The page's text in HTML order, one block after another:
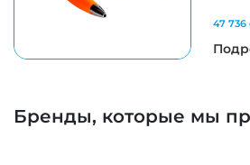
47 736
Бренды, которые мы